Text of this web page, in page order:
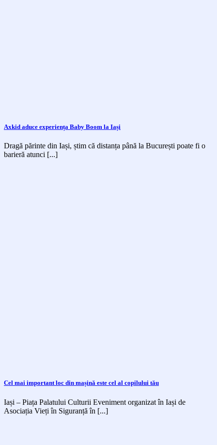
Axkid aduce experiența Baby Boom la Iași
Dragă părinte din Iași, știm că distanța până la București poate fi o
barieră atunci [...]
Cel mai important loc din mașină este cel al copilului tău
Iași – Piața Palatului Culturii Eveniment organizat în Iași de
Asociația Vieți în Siguranță în [...]